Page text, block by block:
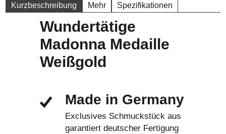
Kurzbeschreibung Mehr Spezifikationen
Wundertätige
Madonna Medaille
Weißgold
Made in Germany
Exclusives Schmuckstück aus
garantiert deutscher Fertigung